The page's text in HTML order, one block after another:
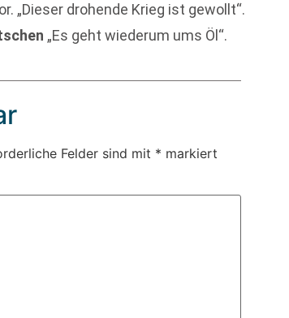
„Dieser drohende Krieg ist gewollt“.
„Es geht wiederum ums Öl“.
Felder sind mit * markiert